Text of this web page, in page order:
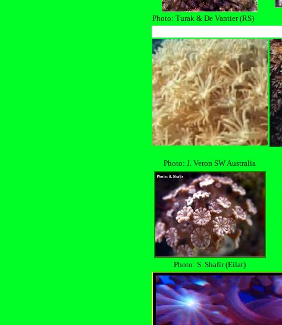
Photo: Turak & De Vantier (RS)
Photo: J. Veron SW Australia
Photo: S. Shafir (Eilat)